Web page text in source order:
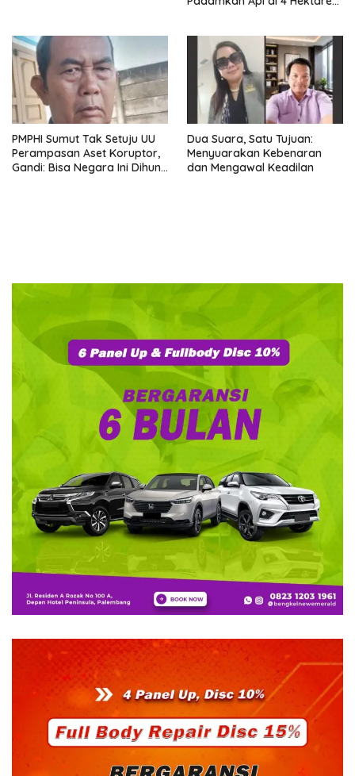
PMPHI Sumut Tak Setuju UU
Perampasan Aset Koruptor,
Gandi: Bisa Negara Ini Dihuni
Dua Suara, Satu Tujuan:
Menyuarakan Kebenaran
dan Mengawal Keadilan